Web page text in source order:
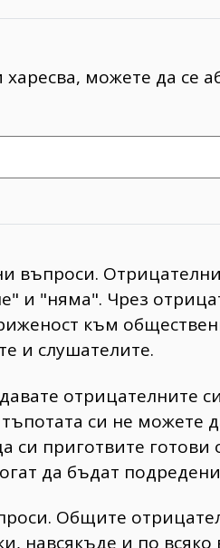
можете да се
въпроси.
и "няма". Чрез
към
и слушателите.
отрицателните
си не можете
си приготвите
да бъдат
Общите
навсякъде и по